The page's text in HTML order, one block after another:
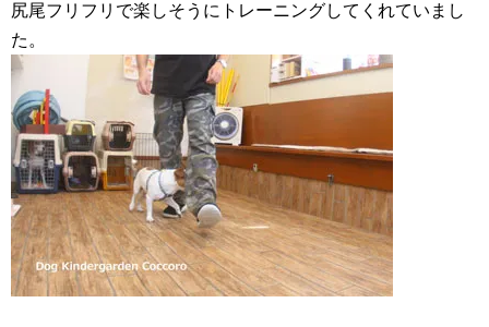
尻尾フリフリで楽しそうにトレーニングしてくれていまし
た。